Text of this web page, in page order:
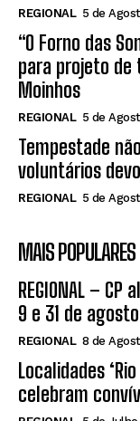
REGIONAL 5 de
“O Forno das
para projeto de
Moinhos
REGIONAL 5 de
Tempestade
voluntários
REGIONAL 5 de
MAIS POPULARES
REGIONAL –
9 e 31 de
REGIONAL 8 de
Localidades
celebram